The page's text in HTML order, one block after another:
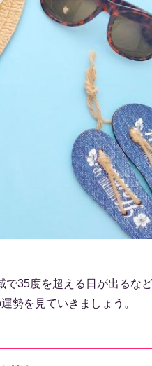
35度を超える日が出るな
勢を見ていきましょう。